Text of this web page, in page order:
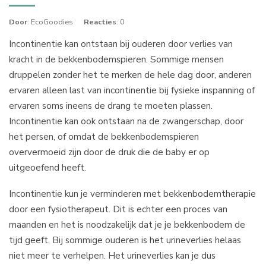
Door: EcoGoodies Reacties: 0
Incontinentie kan ontstaan bij ouderen door verlies van
kracht in de bekkenbodemspieren. Sommige mensen
druppelen zonder het te merken de hele dag door, anderen
ervaren alleen last van incontinentie bij fysieke inspanning of
ervaren soms ineens de drang te moeten plassen.
Incontinentie kan ook ontstaan na de zwangerschap, door
het persen, of omdat de bekkenbodemspieren
oververmoeid zijn door de druk die de baby er op
uitgeoefend heeft.
Incontinentie kun je verminderen met bekkenbodemtherapie
door een fysiotherapeut. Dit is echter een proces van
maanden en het is noodzakelijk dat je je bekkenbodem de
tijd geeft. Bij sommige ouderen is het urineverlies helaas
niet meer te verhelpen. Het urineverlies kan je dus